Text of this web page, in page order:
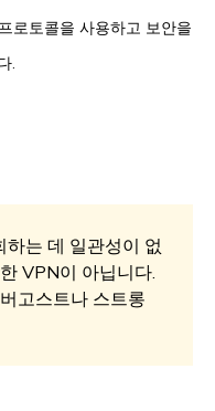
로토콜을 사용하고 보안을
.
는 데 일관성이 없
VPN이 아닙니다.
고스트나 스트롱